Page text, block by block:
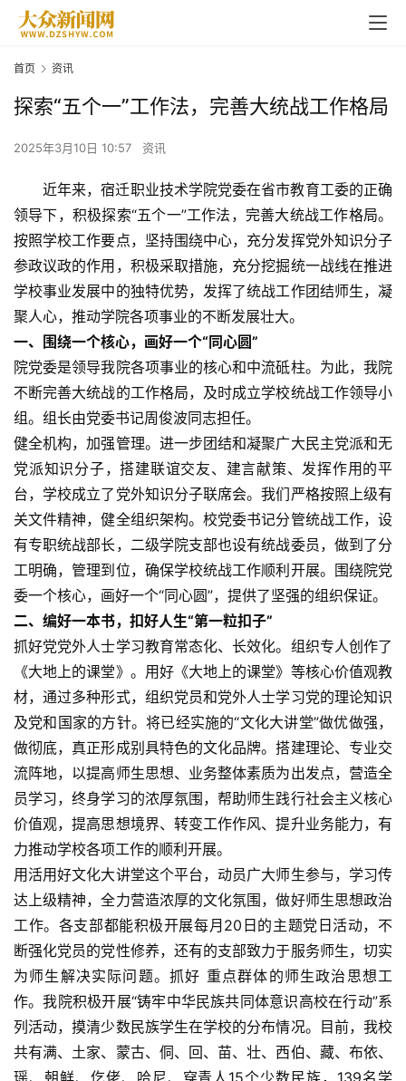
首页 资讯
探索“五个一”工作法，完善大统战工作格局
2025年3月10日 10:57 资讯
近年来，宿迁职业技术学院党委在省市教育工委的正确
领导下，积极探索“五个一”工作法，完善大统战工作格局。
按照学校工作要点，坚持围绕中心，充分发挥党外知识分子
参政议政的作用，积极采取措施，充分挖掘统一战线在推进
学校事业发展中的独特优势，发挥了统战工作团结师生，凝
聚人心，推动学院各项事业的不断发展壮大。
一、围绕一个核心，画好一个“同心圆”
院党委是领导我院各项事业的核心和中流砥柱。为此，我院
不断完善大统战的工作格局，及时成立学校统战工作领导小
组。组长由党委书记周俊波同志担任。
健全机构，加强管理。进一步团结和凝聚广大民主党派和无
党派知识分子，搭建联谊交友、建言献策、发挥作用的平
台，学校成立了党外知识分子联席会。我们严格按照上级有
关文件精神，健全组织架构。校党委书记分管统战工作，设
有专职统战部长，二级学院支部也设有统战委员，做到了分
工明确，管理到位，确保学校统战工作顺利开展。围绕院党
委一个核心，画好一个“同心圆”，提供了坚强的组织保证。
二、编好一本书，扣好人生“第一粒扣子”
抓好党党外人士学习教育常态化、长效化。组织专人创作了
《大地上的课堂》。用好《大地上的课堂》等核心价值观教
材，通过多种形式，组织党员和党外人士学习党的理论知识
及党和国家的方针。将已经实施的“文化大讲堂”做优做强，
做彻底，真正形成别具特色的文化品牌。搭建理论、专业交
流阵地，以提高师生思想、业务整体素质为出发点，营造全
员学习，终身学习的浓厚氛围，帮助师生践行社会主义核心
价值观，提高思想境界、转变工作作风、提升业务能力，有
力推动学校各项工作的顺利开展。
用活用好文化大讲堂这个平台，动员广大师生参与，学习传
达上级精神，全力营造浓厚的文化氛围，做好师生思想政治
工作。各支部都能积极开展每月20日的主题党日活动，不
断强化党员的党性修养，还有的支部致力于服务师生，切实
为师生解决实际问题。抓好 重点群体的师生政治思想工
作。我院积极开展“铸牢中华民族共同体意识高校在行动”系
列活动，摸清少数民族学生在学校的分布情况。目前，我校
共有满、土家、蒙古、侗、回、苗、壮、西伯、藏、布依、